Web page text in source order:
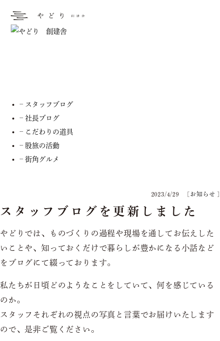
– スタッフブログ
– 社長ブログ
– こだわりの道具
– 股旅の活動
– 街角グルメ
2023/4/29 [お知らせ ]
スタッフブログを更新しました
やどりでは、ものづくりの過程や現場を通してお伝えした
いことや、知っておくだけで暮らしが豊かになる小話など
をブログにて綴っております。
私たちが日頃どのようなことをしていて、何を感じている
のか。
スタッフそれぞれの視点の写真と言葉でお届けいたします
ので、是非ご覧ください。